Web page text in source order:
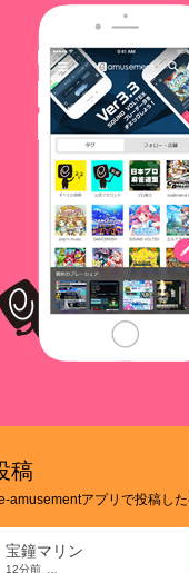
稿
amusementアプリで投稿し
宝鐘マリン
12分前 …